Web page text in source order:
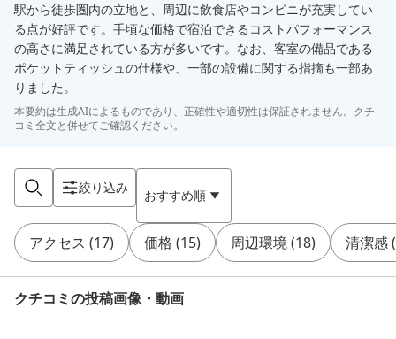
駅から徒歩圏内の立地と、周辺に飲食店やコンビニが充実してい
る点が好評です。手頃な価格で宿泊できるコストパフォーマンス
の高さに満足されている方が多いです。なお、客室の備品である
ポケットティッシュの仕様や、一部の設備に関する指摘も一部あ
りました。
本要約は生成AIによるものであり、正確性や適切性は保証されません。クチ
コミ全文と併せてご確認ください。
絞り込み おすすめ順
アクセス (17) 価格 (15) 周辺環境(18) 清潔感(
クチコミの投稿画像・動画